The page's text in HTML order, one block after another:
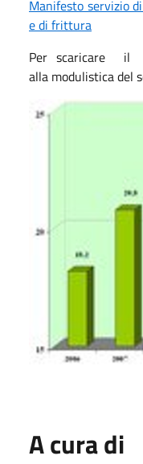
Manifesto servizio
e di frittura
Per scaricare il
alla modulistica del
A cura di